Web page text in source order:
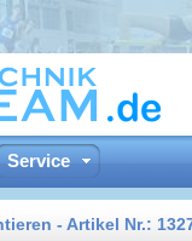
Service
- Artikel Nr.: